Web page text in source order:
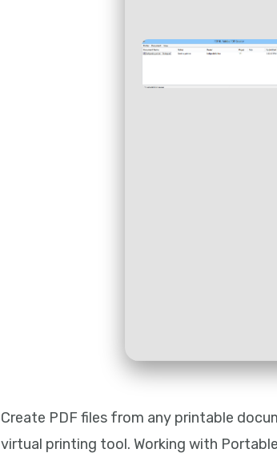
Create PDF files from any printable
virtual printing tool. Working with